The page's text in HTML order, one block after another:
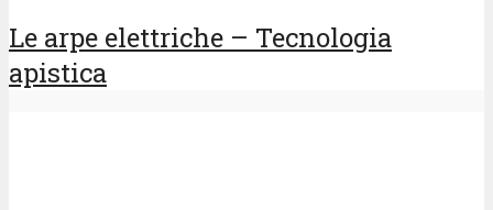
Le arpe elettriche – Tecnologia
apistica